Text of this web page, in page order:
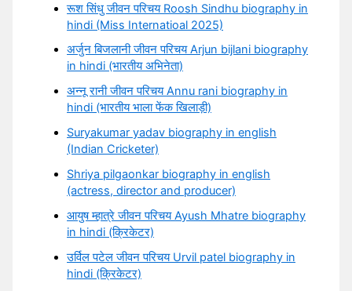
रूश सिंधु जीवन परिचय Roosh Sindhu biography in
hindi (Miss Internatioal 2025)
अर्जुन बिजलानी जीवन परिचय Arjun bijlani biography
in hindi (भारतीय अभिनेता)
अन्नू रानी जीवन परिचय Annu rani biography in
hindi (भारतीय भाला फेंक खिलाड़ी)
Suryakumar yadav biography in english
(Indian Cricketer)
Shriya pilgaonkar biography in english
(actress, director and producer)
आयुष म्हात्रे जीवन परिचय Ayush Mhatre biography
in hindi (क्रिकेटर)
उर्विल पटेल जीवन परिचय Urvil patel biography in
hindi (क्रिकेटर)